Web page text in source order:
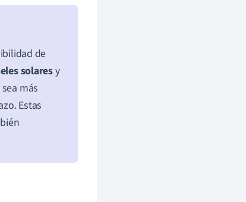
de
solaresy
más
Estas